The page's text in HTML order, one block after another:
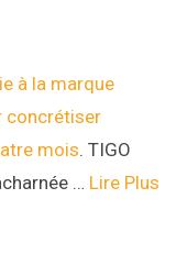
à la marque
concrétiser
mois. TIGO
… Lire Plus